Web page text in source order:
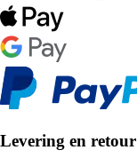
Levering en retour